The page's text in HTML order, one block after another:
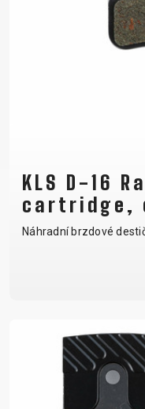
KLS D-16
cartridge,
Náhradní brzdové